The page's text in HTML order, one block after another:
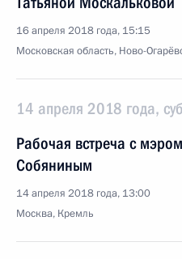
16 апреля 2018 года, 15:15
Московская область, Ново-
14 апреля 2018 года,
Рабочая встреча с
Собяниным
14 апреля 2018 года, 13:00
Москва, Кремль